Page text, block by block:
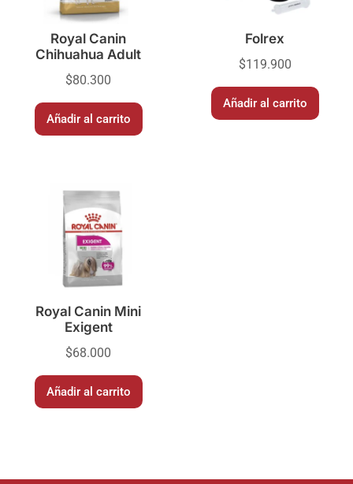
Royal Canin
Chihuahua Adult
$80.300
Añadir al carrito
Folrex
$119.900
Añadir al carrito
Royal Canin Mini
Exigent
$68.000
Añadir al carrito